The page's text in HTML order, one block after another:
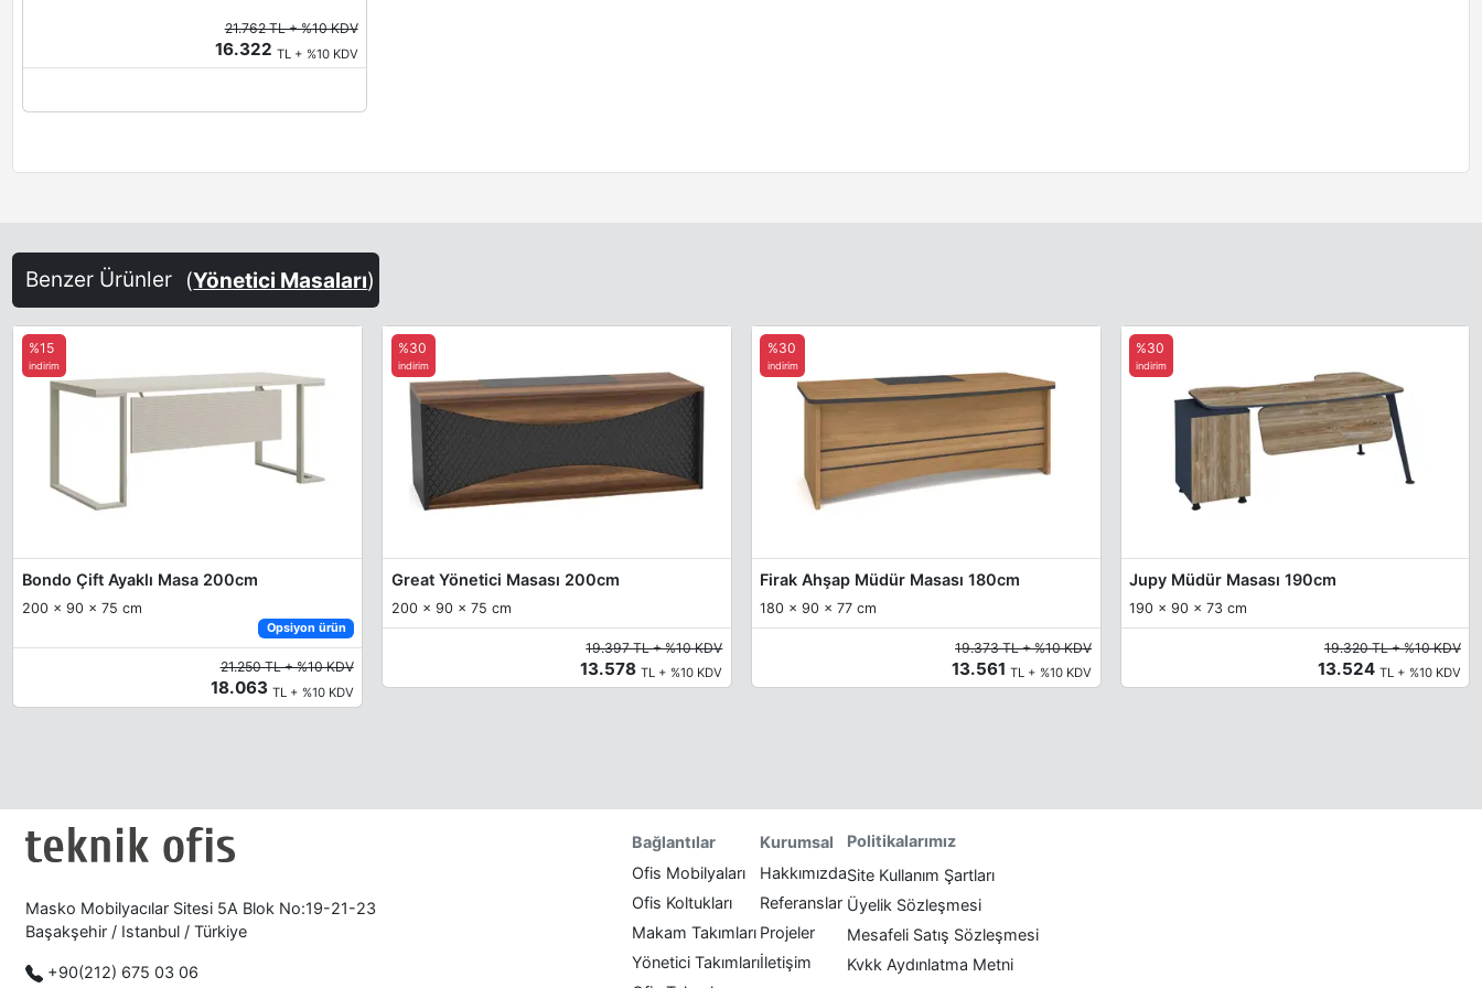
21.762 TL + %10 KDV
16.322 TL + %10 KDV
Benzer Ürünler (Yönetici Masaları)
Bondo Çift Ayaklı Masa 200cm
200 x 90 x 75 cm
Opsiyon ürün
%15
indirim
21.250 TL + %10 KDV
18.063 TL + %10 KDV
Great Yönetici Masası 200cm
200 x 90 x 75 cm
%30
indirim
19.397 TL + %10 KDV
13.578TL + %10 KDV
Firak Ahşap Müdür Masası 180cm
180 x 90 x 77 cm
%30
indirim
19.373 TL + %10 KDV
13.561TL + %10 KDV
Jupy Müdür Masası 190cm
190 x 90 x 73 cm
%30
indirim
19.320 TL + %10 KDV
13.524 TL + %10 KDV
Masko Mobilyacılar Sitesi 5A Blok No:19-21-23
Başakşehir / Istanbul / Türkiye
+90(212) 675 03 06
Bağlantılar
Ofis Mobilyaları
Ofis Koltukları
Makam Takımları
Yönetici Takımları
Kurumsal
Hakkımızda
Referanslar
Projeler
İletişim
Politikalarımız
Site Kullanım Şartları
Üyelik Sözleşmesi
Mesafeli Satış Sözleşmesi
Kvkk Aydınlatma Metni